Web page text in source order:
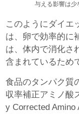
与える影響は少
このようにダイエ
は、卵で効率的に
は、体内で消化さ
含まれているため
食品のタンパク質
収率補正アミノ酸
y Corrected Amino